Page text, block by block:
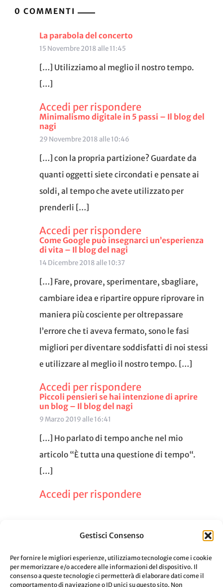
Gestisci Consenso
Per fornire le migliori esperienze, utilizziamo tecnologie come i cookie
per memorizzare e/o accedere alle informazioni del dispositivo. Il
consenso a queste tecnologie ci permetterà di elaborare dati come il
comportamento di navigazione o ID unici su questo sito. Non
0 COMMENTI
La parabola del concerto
15 Novembre 2018 alle 11:45
[…] Utilizziamo al meglio il nostro tempo.
[…]
Accedi per rispondere
Minimalismo digitale in 5 passi – Il blog del
nagi
29 Novembre 2018 alle 10:46
[…] con la propria partizione? Guardate da
quanti oggetti siete circondati e pensate ai
soldi, al tempo che avete utilizzato per
prenderli […]
Accedi per rispondere
Come Google può insegnarci un’esperienza
di vita – Il blog del nagi
14 Dicembre 2018 alle 10:37
[…] Fare, provare, sperimentare, sbagliare,
cambiare idea e ripartire oppure riprovare in
maniera più cosciente per oltrepassare
l’errore che ti aveva fermato, sono le fasi
migliori per diventare soddisfatti di noi stessi
e utilizzare al meglio il nostro tempo. […]
Accedi per rispondere
Piccoli pensieri se hai intenzione di aprire
un blog – Il blog del nagi
9 Marzo 2019 alle 16:41
[…] Ho parlato di tempo anche nel mio
articolo “È tutta una questione di tempo“.
[…]
Accedi per rispondere
LASCIA UN COMMENTO